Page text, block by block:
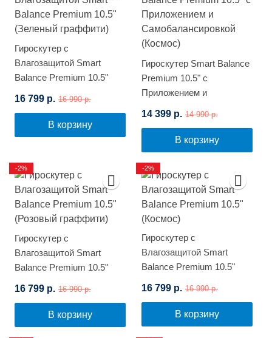
Гироскутер с
Влагозащитой Smart
Balance Premium 10.5"
16 799 р. 16 990 р.
В корзину
Гироскутер Smart Balance
Premium 10.5" с
Приложением и
(Космос)
14 399 р. 14 990 р.
В корзину
Гироскутер с
Влагозащитой Smart
Balance Premium 10.5"
16 799 р. 16 990 р.
В корзину
-2%
Гироскутер с
Влагозащитой Smart
Balance Premium 10.5"
16 799 р. 16 990 р.
В корзину
-2%